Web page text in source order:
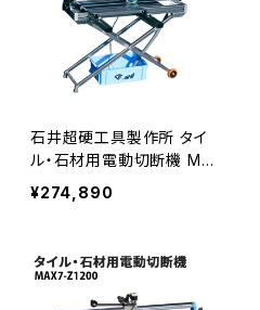
石井超硬工具製作所 タイ
ル・石材用電動切断機 Max
5-X1200 マックスシリーズ
125mmダイヤ刃タイプ 切巾
ーカー直送≫ MAX5-X120
0
¥274,890